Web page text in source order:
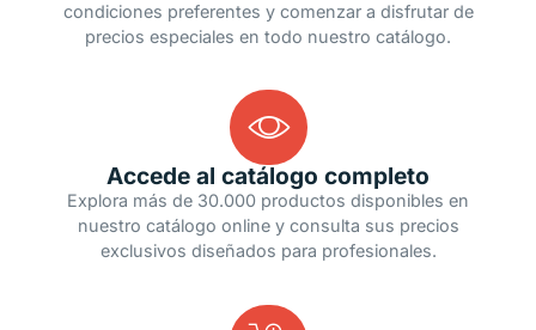
condiciones preferentes y comenzar a disfrutar de
precios especiales en todo nuestro catálogo.
Accede al catálogo completo
Explora más de 30.000 productos disponibles en
nuestro catálogo online y consulta sus precios
exclusivos diseñados para profesionales.